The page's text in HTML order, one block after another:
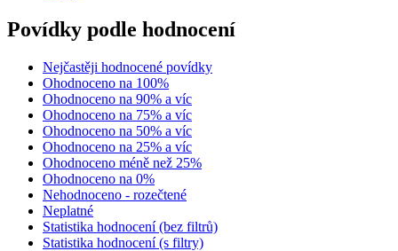
Povídky podle hodnocení
Nejčastěji hodnocené povídky
Ohodnoceno na 100%
Ohodnoceno na 90% a víc
Ohodnoceno na 75% a víc
Ohodnoceno na 50% a víc
Ohodnoceno na 25% a víc
Ohodnoceno méně než 25%
Ohodnoceno na 0%
Nehodnoceno - rozečtené
Neplatné
Statistika hodnocení (bez filtrů)
Statistika hodnocení (s filtry)